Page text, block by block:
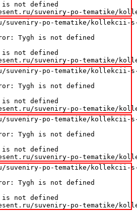
is not defined
suveniry-po-tematike/
po-tematike/kollekcii-
Tygh is not defined
is not defined
suveniry-po-tematike/
po-tematike/kollekcii-s-
Tygh is not defined
is not defined
suveniry-po-tematike/
po-tematike/kollekcii-
Tygh is not defined
is not defined
suveniry-po-tematike/
po-tematike/kollekcii-
Tygh is not defined
is not defined
suveniry-po-tematike/